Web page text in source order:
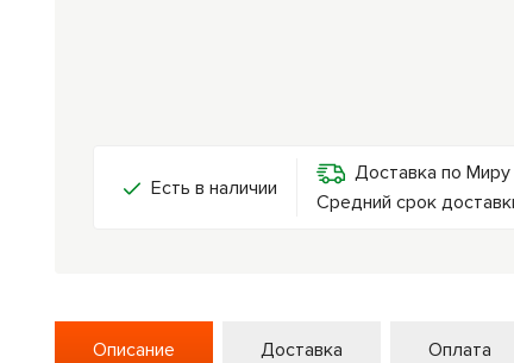
Есть в наличии
Доставка по Миру
Средний срок
Описание Доставка Оплата